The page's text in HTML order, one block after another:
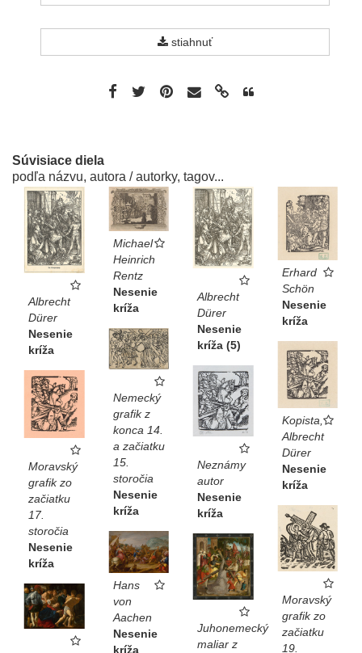
stiahnuť
Súvisiace diela
podľa názvu, autora / autorky, tagov...
Albrecht
Dürer
Nesenie
kríža
Michael
Heinrich
Rentz
Nesenie
kríža
Albrecht
Dürer
Nesenie
kríža (5)
Erhard
Schön
Nesenie
kríža
Nemecký
grafik z
konca 14.
a začiatku
15.
storočia
Nesenie
kríža
Kopista,
Albrecht
Dürer
Nesenie
kríža
Neznámy
autor
Nesenie
kríža
Moravský
grafik zo
začiatku
17.
storočia
Nesenie
kríža
Moravský
grafik zo
začiatku
19.
Hans
von
Aachen
Nesenie
kríža
Juhonemecký
maliar z